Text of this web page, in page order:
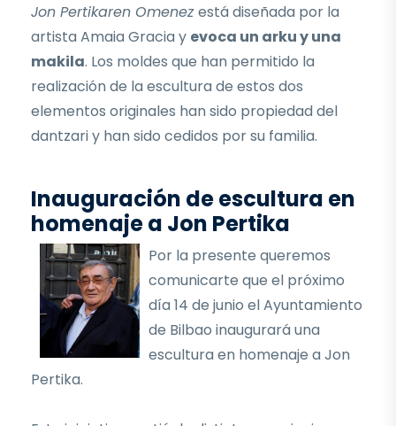
Jon Pertikaren Omenezestá diseñada por la
artista Amaia Gracia y evoca un arku y una
makila. Los moldes que han permitido la
realización de la escultura de estos dos
elementos originales han sido propiedad del
dantzari y han sido cedidos por su familia.
Inauguración de escultura en
homenaje a Jon Pertika
Por la presente queremos
comunicarte que el próximo
día 14 de junio el Ayuntamiento
de Bilbao inaugurará una
escultura en homenaje a Jon
Pertika.